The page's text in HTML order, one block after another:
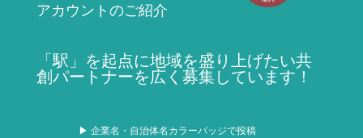
アカウントのご紹介
「駅」を起点に地域を盛り上げたい共
創パートナーを広く募集しています！
▶ 企業名・自治体名カラーバッジで投稿